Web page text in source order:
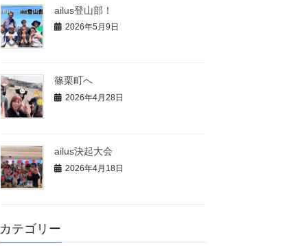
ailus登山部！
2026年5月9日
篠栗町へ
2026年4月28日
ailus決起大会
2026年4月18日
カテゴリー